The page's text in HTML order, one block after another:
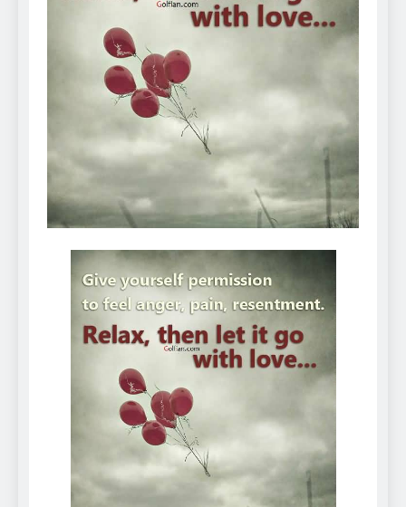
Can Bulldogs Play Fetch?
And How to Train Them!
7 Năm Ago
How Often Do I Need to
Groom My Bulldog
7 Năm Ago